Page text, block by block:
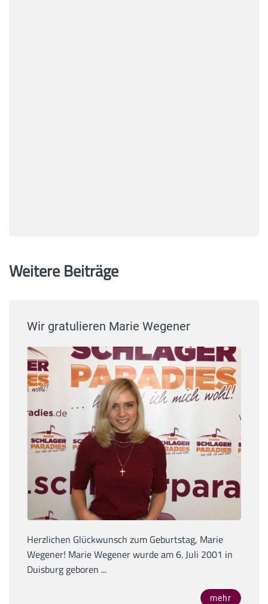
Weitere Beiträge
Wir gratulieren Marie Wegener
Herzlichen Glückwunsch zum Geburtstag, Marie
Wegener! Marie Wegener wurde am 6. Juli 2001 in
Duisburg geboren ...
mehr